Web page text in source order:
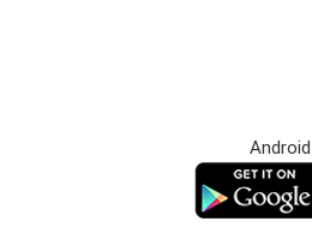
Android